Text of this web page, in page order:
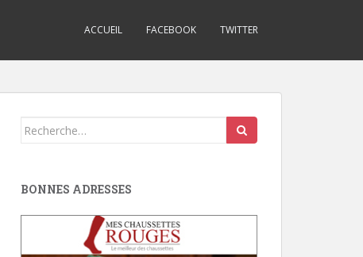
ACCUEIL FACEBOOK TWITTER
Search
BONNES ADRESSES